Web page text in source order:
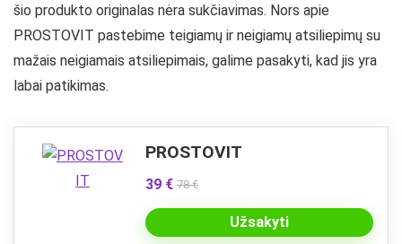
šio produkto originalas nėra sukčiavimas. Nors apie
PROSTOVIT pastebime teigiamų ir neigiamų atsiliepimų su
mažais neigiamais atsiliepimais, galime pasakyti, kad jis yra
labai patikimas.
PROSTOVIT
39 € 78 €
Užsakyti